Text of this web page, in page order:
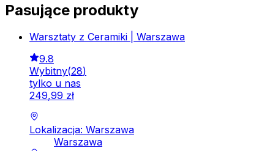
Pasujące produkty
Warsztaty z Ceramiki | Warszawa
9.8
Wybitny(28)
tylko u nas
249,99 zł
Lokalizacja: Warszawa
Warszawa